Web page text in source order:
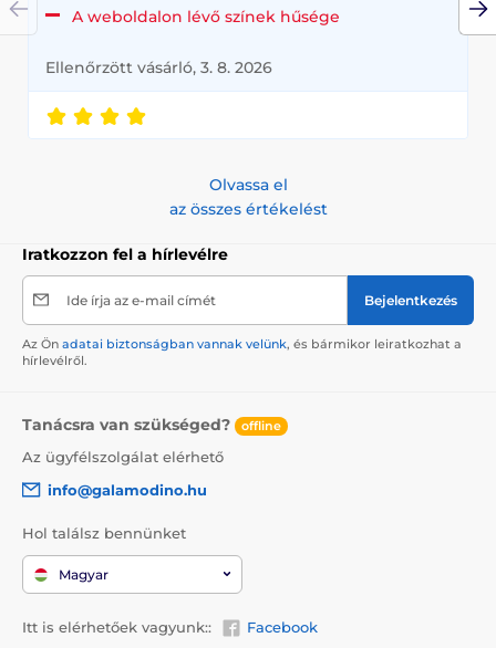
A weboldalon lévő színek hűsége
Ellenőrzött vásárló, 3. 8. 2026
Olvassa el
az összes értékelést
Iratkozzon fel a hírlevélre
Ide írja az e-mail címét Bejelentkezés
Az Ön adatai biztonságban vannak velünk, és bármikor leiratkozhat a
hírlevélről.
Tanácsra van szükséged? offline
Az ügyfélszolgálat elérhető
info@galamodino.hu
Hol találsz bennünket
Magyar
Itt is elérhetőek vagyunk:: Facebook